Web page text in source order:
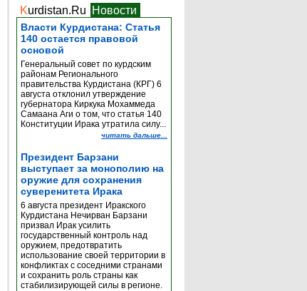
Kurdistan.Ru Новости
Власти Курдистана: Статья
140 остается правовой
основой
Генеральный совет по курдским
районам Регионального
правительства Курдистана (КРГ) 6
августа отклонил утверждение
губернатора Киркука Мохаммеда
Самаана Аги о том, что статья 140
Конституции Ирака утратила силу...
читать дальше...
Президент Барзани
выступает за монополию на
оружие для сохранения
суверенитета Ирака
6 августа президент Иракского
Курдистана Нечирван Барзани
призвал Ирак усилить
государственный контроль над
оружием, предотвратить
использование своей территории в
конфликтах с соседними странами
и сохранить роль страны как
стабилизирующей силы в регионе.